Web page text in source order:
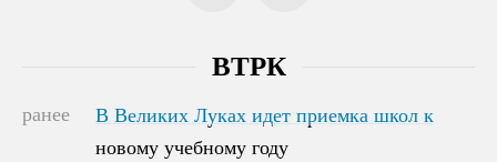
ВТРК
ранее
В Великих Луках идет приемка школ к
новому учебному году
В Великих Луках идет приемка школ к
новому учебному году